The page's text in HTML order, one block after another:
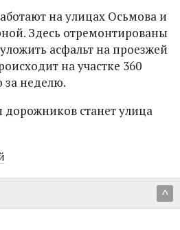
на улицах Осьмова и
Здесь отремонтированы
асфальт на проезжей
на участке 360
за неделю.
станет улица
^